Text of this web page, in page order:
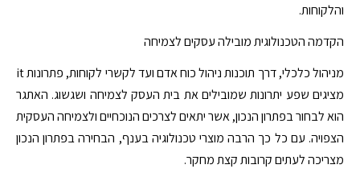
והלקוחות.
הקדמה הטכנולוגית מובילה עסקים לצמיחה
מניהול כלכלי, דרך תוכנות ניהול כוח אדם ועד לקשרי לקוחות, פתרונות it
מציגים שפע יתרונות שמובילים את בית העסק לצמיחה ושגשוג. האתגר
הוא לבחור בפתרון הנכון, אשר יתאים לצרכים הנוכחיים ולצמיחה העסקית
הצפויה. עם כל כך הרבה מוצרי טכנולוגיה בענף, הבחירה בפתרון הנכון
מצריכה לעתים קרובות קצת מחקר.